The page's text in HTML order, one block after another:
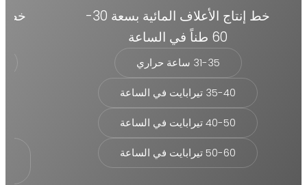
خط إنتاج الأعلاف المائية بسعة 30-
60 طناً في الساعة
31-35 ساعة حراري
35-40 تيرابايت في الساعة
40-50 تيرابايت في الساعة
50-60 تيرابايت في الساعة